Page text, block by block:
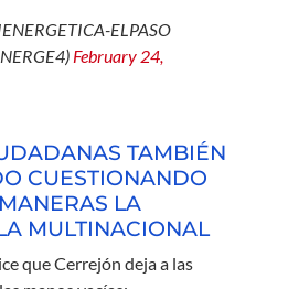
ELPASO
February 24,
TAMBIÉN
CUESTIONANDO
LA
MULTINACIONAL
que Cerrejón deja a las